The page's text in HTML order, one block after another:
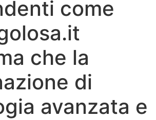
come
che la
di
avanzata e